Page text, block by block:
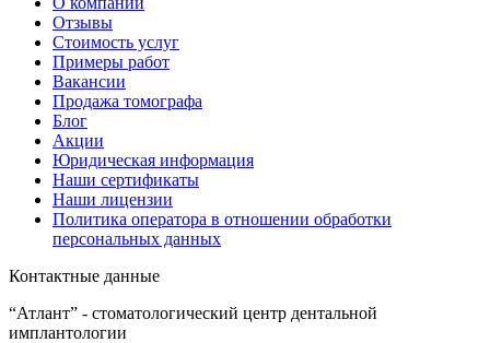
Отзывы
Стоимость услуг
Примеры работ
Вакансии
Продажа томографа
Блог
Акции
Юридическая информация
Наши сертификаты
Наши лицензии
Политика оператора в отношении обработки
персональных данных
Контактные данные
“Атлант” - стоматологический центр дентальной
имплантологии